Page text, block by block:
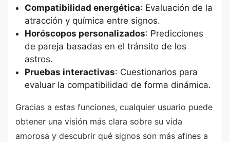
Compatibilidad energética: Evaluación de la
atracción y química entre signos.
Horóscopos personalizados: Predicciones
de pareja basadas en el tránsito de los
astros.
Pruebas interactivas: Cuestionarios para
evaluar la compatibilidad de forma dinámica.
Gracias a estas funciones, cualquier usuario puede
obtener una visión más clara sobre su vida
amorosa y descubrir qué signos son más afines a